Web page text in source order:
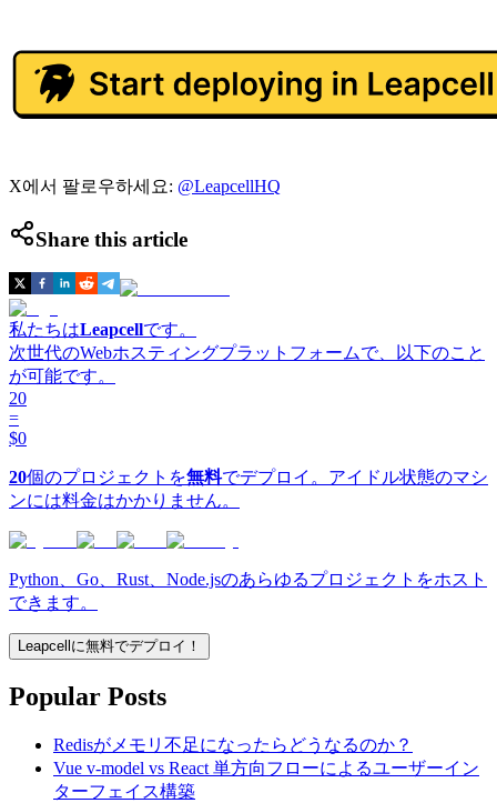
X에서 팔로우하세요: @LeapcellHQ
Share this article
私たちはLeapcellです。
次世代のWebホスティングプラットフォームで、以下のこと
が可能です。
20
=
$0
20個のプロジェクトを無料でデプロイ。アイドル状態のマシ
ンには料金はかかりません。
Python、Go、Rust、Node.jsのあらゆるプロジェクトをホスト
できます。
Leapcellに無料でデプロイ！
Popular Posts
Redisがメモリ不足になったらどうなるのか？
Vue v-model vs React 単方向フローによるユーザーイン
ターフェイス構築